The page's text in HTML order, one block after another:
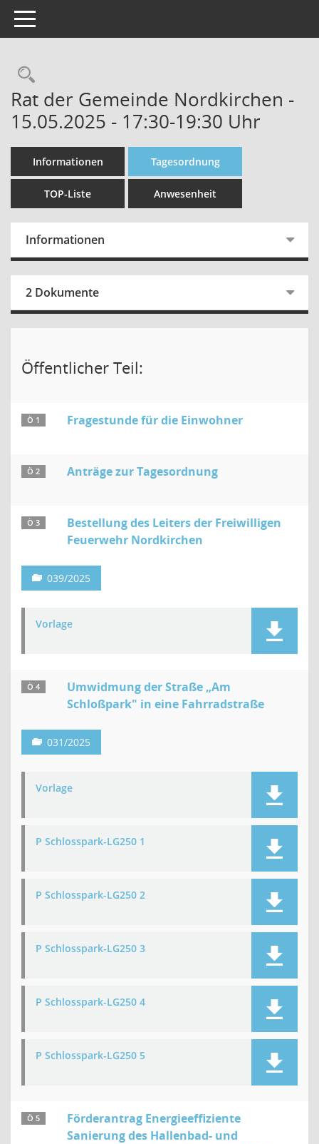
Toggle navigation
Rechercheauswahl
Rat der Gemeinde Nordkirchen -
15.05.2025 - 17:30-19:30 Uhr
Informationen Tagesordnung
TOP-Liste Anwesenheit
Informationen
2 Dokumente
Öffentlicher Teil:
Ö 1 Fragestunde für die Einwohner
Ö 2 Anträge zur Tagesordnung
Ö 3
Bestellung des Leiters der Freiwilligen
Feuerwehr Nordkirchen
039/2025
Vorlage
Ö 4
Umwidmung der Straße „Am
Schloßpark" in eine Fahrradstraße
031/2025
Vorlage
P Schlosspark-LG250 1
P Schlosspark-LG250 2
P Schlosspark-LG250 3
P Schlosspark-LG250 4
P Schlosspark-LG250 5
Ö 5
Förderantrag Energieeffiziente
Sanierung des Hallenbad- und